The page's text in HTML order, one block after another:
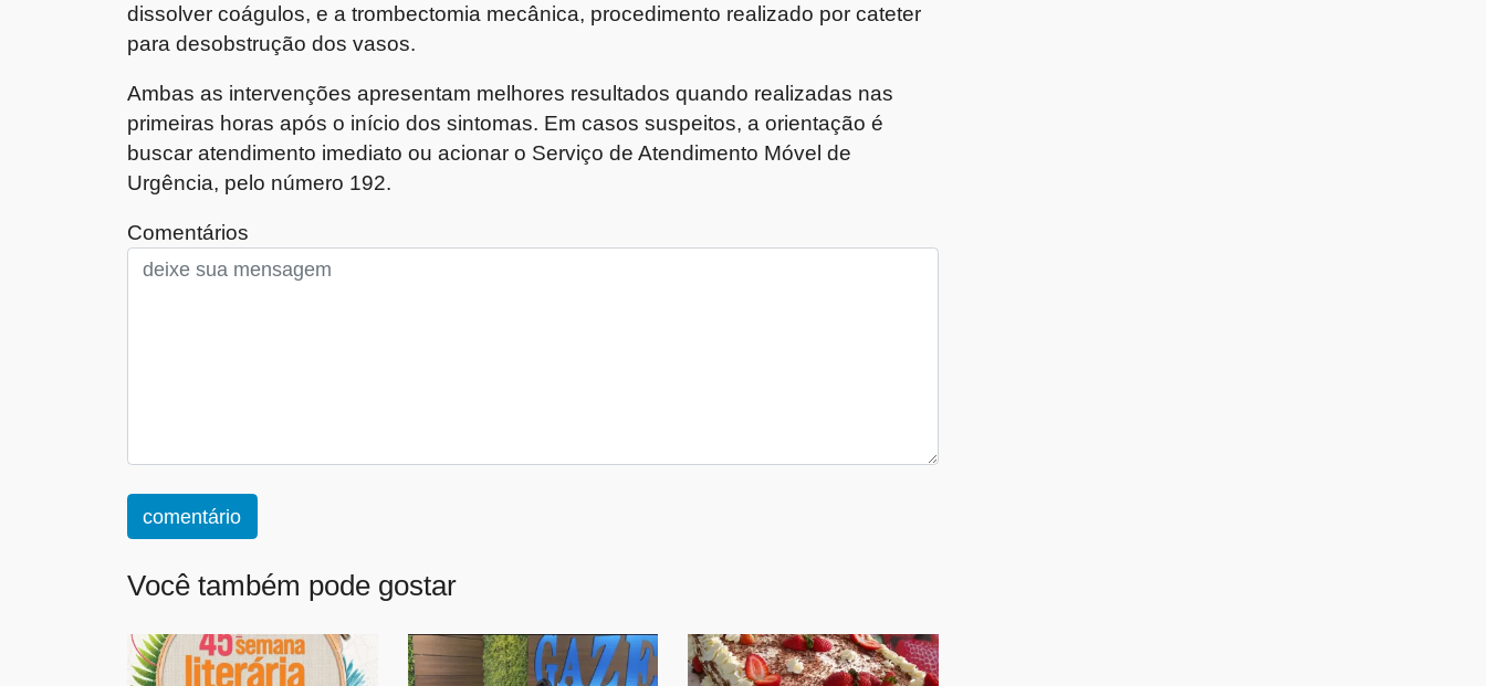
dissolver coágulos, e a trombectomia mecânica, procedimento realizado por cateter
para desobstrução dos vasos.
Ambas as intervenções apresentam melhores resultados quando realizadas nas
primeiras horas após o início dos sintomas. Em casos suspeitos, a orientação é
buscar atendimento imediato ou acionar o Serviço de Atendimento Móvel de
Urgência, pelo número 192.
Comentários
comentário
Você também pode gostar